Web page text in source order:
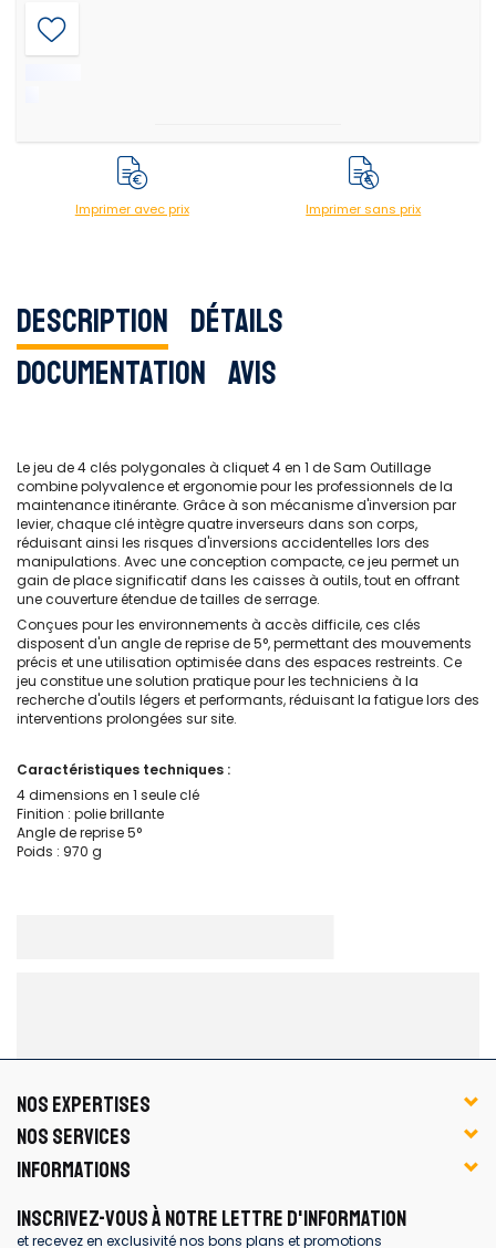
Imprimer avec prix Imprimer sans prix
Description Détails
Documentation Avis
Le jeu de 4 clés polygonales à cliquet 4 en 1 de Sam Outillage
combine polyvalence et ergonomie pour les professionnels de la
maintenance itinérante. Grâce à son mécanisme d'inversion par
levier, chaque clé intègre quatre inverseurs dans son corps,
réduisant ainsi les risques d'inversions accidentelles lors des
manipulations. Avec une conception compacte, ce jeu permet un
gain de place significatif dans les caisses à outils, tout en offrant
une couverture étendue de tailles de serrage.
Conçues pour les environnements à accès difficile, ces clés
disposent d'un angle de reprise de 5°, permettant des mouvements
précis et une utilisation optimisée dans des espaces restreints. Ce
jeu constitue une solution pratique pour les techniciens à la
recherche d'outils légers et performants, réduisant la fatigue lors des
interventions prolongées sur site.
Caractéristiques techniques :
4 dimensions en 1 seule clé
Finition : polie brillante
Angle de reprise 5°
Poids : 970 g
NOS EXPERTISES
NOS SERVICES
INFORMATIONS
INSCRIVEZ-VOUS À NOTRE LETTRE D'INFORMATION
et recevez en exclusivité nos bons plans et promotions